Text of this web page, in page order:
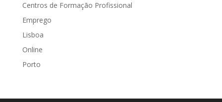
Centros de Formação Profissional
Emprego
Lisboa
Online
Porto